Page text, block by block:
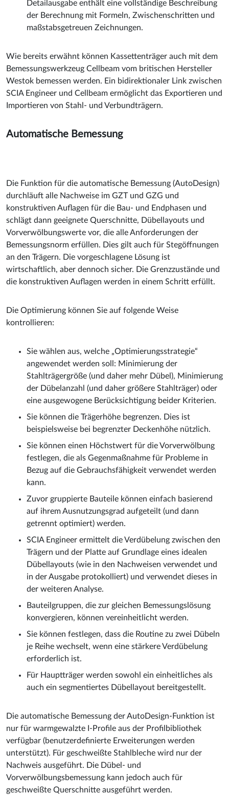
Detailausgabe enthält eine vollständige Beschreibung
der Berechnung mit Formeln, Zwischenschritten und
maßstabsgetreuen Zeichnungen.
Wie bereits erwähnt können Kassettenträger auch mit dem
Bemessungswerkzeug Cellbeam vom britischen Hersteller
Westok bemessen werden. Ein bidirektionaler Link zwischen
SCIA Engineer und Cellbeam ermöglicht das Exportieren und
Importieren von Stahl- und Verbundträgern.
Automatische Bemessung
Die Funktion für die automatische Bemessung (AutoDesign)
durchläuft alle Nachweise im GZT und GZG und
konstruktiven Auflagen für die Bau- und Endphasen und
schlägt dann geeignete Querschnitte, Dübellayouts und
Vorverwölbungswerte vor, die alle Anforderungen der
Bemessungsnorm erfüllen. Dies gilt auch für Stegöffnungen
an den Trägern. Die vorgeschlagene Lösung ist
wirtschaftlich, aber dennoch sicher. Die Grenzzustände und
die konstruktiven Auflagen werden in einem Schritt erfüllt.
Die Optimierung können Sie auf folgende Weise
kontrollieren:
Sie wählen aus, welche „Optimierungsstrategie“
angewendet werden soll: Minimierung der
Stahlträgergröße (und daher mehr Dübel), Minimierung
der Dübelanzahl (und daher größere Stahlträger) oder
eine ausgewogene Berücksichtigung beider Kriterien.
Sie können die Trägerhöhe begrenzen. Dies ist
beispielsweise bei begrenzter Deckenhöhe nützlich.
Sie können einen Höchstwert für die Vorverwölbung
festlegen, die als Gegenmaßnahme für Probleme in
Bezug auf die Gebrauchsfähigkeit verwendet werden
kann.
Zuvor gruppierte Bauteile können einfach basierend
auf ihrem Ausnutzungsgrad aufgeteilt (und dann
getrennt optimiert) werden.
SCIA Engineer ermittelt die Verdübelung zwischen den
Trägern und der Platte auf Grundlage eines idealen
Dübellayouts (wie in den Nachweisen verwendet und
in der Ausgabe protokolliert) und verwendet dieses in
der weiteren Analyse.
Bauteilgruppen, die zur gleichen Bemessungslösung
konvergieren, können vereinheitlicht werden.
Sie können festlegen, dass die Routine zu zwei Dübeln
je Reihe wechselt, wenn eine stärkere Verdübelung
erforderlich ist.
Für Hauptträger werden sowohl ein einheitliches als
auch ein segmentiertes Dübellayout bereitgestellt.
Die automatische Bemessung der AutoDesign-Funktion ist
nur für warmgewalzte I-Profile aus der Profilbibliothek
verfügbar (benutzerdefinierte Erweiterungen werden
unterstützt). Für geschweißte Stahlbleche wird nur der
Nachweis ausgeführt. Die Dübel- und
Vorverwölbungsbemessung kann jedoch auch für
geschweißte Querschnitte ausgeführt werden.